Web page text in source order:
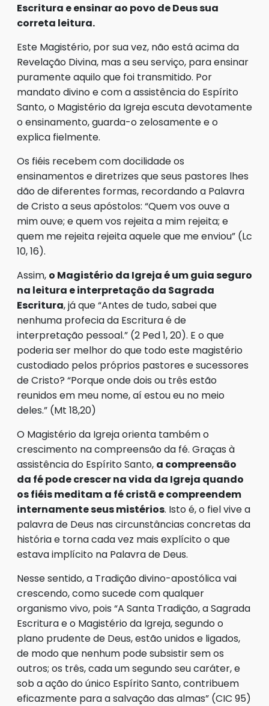
Escritura e ensinar ao povo de Deus sua
correta leitura.
Este Magistério, por sua vez, não está acima da
Revelação Divina, mas a seu serviço, para ensinar
puramente aquilo que foi transmitido. Por
mandato divino e com a assistência do Espírito
Santo, o Magistério da Igreja escuta devotamente
o ensinamento, guarda-o zelosamente e o
explica fielmente.
Os fiéis recebem com docilidade os
ensinamentos e diretrizes que seus pastores lhes
dão de diferentes formas, recordando a Palavra
de Cristo a seus apóstolos: “Quem vos ouve a
mim ouve; e quem vos rejeita a mim rejeita; e
quem me rejeita rejeita aquele que me enviou” (Lc
10, 16).
Assim, o Magistério da Igreja é um guia seguro
na leitura e interpretação da Sagrada
Escritura, já que “Antes de tudo, sabei que
nenhuma profecia da Escritura é de
interpretação pessoal.” (2 Ped 1, 20). E o que
poderia ser melhor do que todo este magistério
custodiado pelos próprios pastores e sucessores
de Cristo? “Porque onde dois ou três estão
reunidos em meu nome, aí estou eu no meio
deles.” (Mt 18,20)
O Magistério da Igreja orienta também o
crescimento na compreensão da fé. Graças à
assistência do Espírito Santo, a compreensão
da fé pode crescer na vida da Igreja quando
os fiéis meditam a fé cristã e compreendem
internamente seus mistérios. Isto é, o fiel vive a
palavra de Deus nas circunstâncias concretas da
história e torna cada vez mais explícito o que
estava implícito na Palavra de Deus.
Nesse sentido, a Tradição divino-apostólica vai
crescendo, como sucede com qualquer
organismo vivo, pois “A Santa Tradição, a Sagrada
Escritura e o Magistério da Igreja, segundo o
plano prudente de Deus, estão unidos e ligados,
de modo que nenhum pode subsistir sem os
outros; os três, cada um segundo seu caráter, e
sob a ação do único Espírito Santo, contribuem
eficazmente para a salvação das almas” (CIC 95)